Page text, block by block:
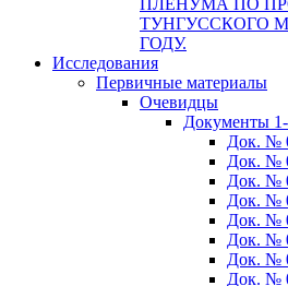
ПЛЕНУМА ПО
ТУНГУССКОГО
ГОДУ.
Исследования
Первичные материалы
Очевидцы
Документы
Док. №
Док. №
Док. №
Док. №
Док. №
Док. №
Док. №
Док. №